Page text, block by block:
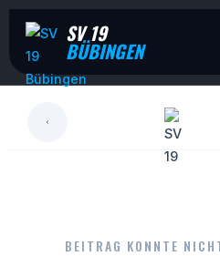
SV 19
BÜBINGEN
BEITRAG KONNTE